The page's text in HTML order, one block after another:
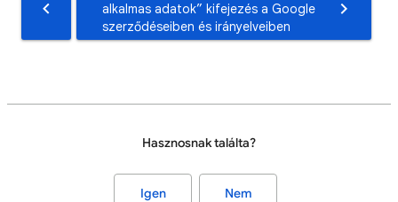
alkalmas adatok” kifejezés a Google
szerződéseiben és irányelveiben
Hasznosnak találta?
Igen Nem